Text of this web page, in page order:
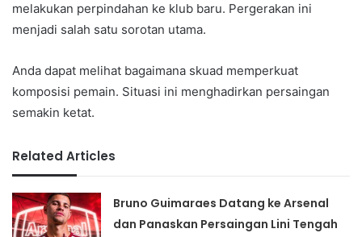
melakukan perpindahan ke klub baru. Pergerakan ini
menjadi salah satu sorotan utama.
Anda dapat melihat bagaimana skuad memperkuat
komposisi pemain. Situasi ini menghadirkan persaingan
semakin ketat.
Related Articles
Bruno Guimaraes Datang ke Arsenal
dan Panaskan Persaingan Lini Tengah